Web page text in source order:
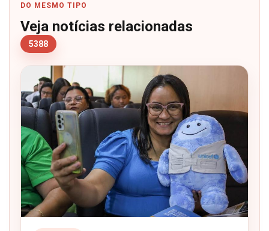
DO MESMO TIPO
Veja notícias relacionadas
5388